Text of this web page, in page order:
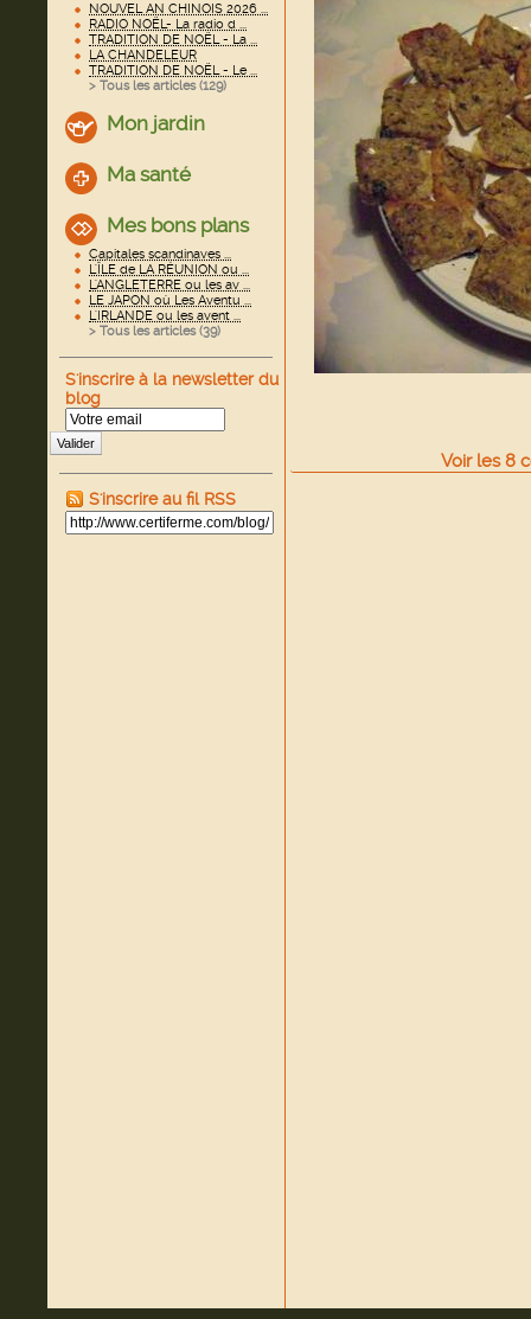
NOUVEL AN CHINOIS 2026 ...
RADIO NOËL- La radio d ...
TRADITION DE NOËL - La ...
LA CHANDELEUR
TRADITION DE NOËL - Le ...
> Tous les articles (129)
Mon jardin
Ma santé
Mes bons plans
Capitales scandinaves ...
L'ÎLE de LA RÉUNION ou ...
L'ANGLETERRE ou les av ...
LE JAPON où Les Aventu ...
L'IRLANDE ou les avent ...
> Tous les articles (39)
S'inscrire à la newsletter du
blog
Valider
S'inscrire au fil RSS
Voir les8